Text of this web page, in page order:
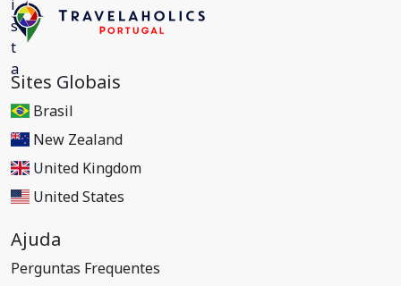
Sites Globais
Brasil
New Zealand
United Kingdom
United States
Ajuda
Perguntas Frequentes